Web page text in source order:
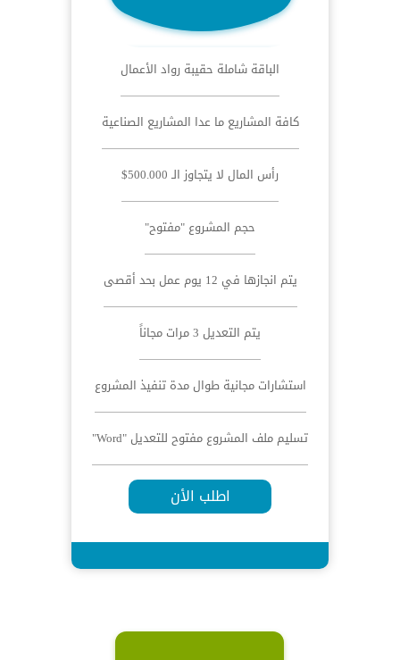
الباقة شاملة حقيبة رواد الأعمال
كافة المشاريع ما عدا المشاريع الصناعية
رأس المال لا يتجاوز الـ 500.000$
حجم المشروع "مفتوح"
يتم انجازها في 12 يوم عمل بحد أقصى
يتم التعديل 3 مرات مجاناً
استشارات مجانية طوال مدة تنفيذ المشروع
تسليم ملف المشروع مفتوح للتعديل "Word"
اطلب الأن